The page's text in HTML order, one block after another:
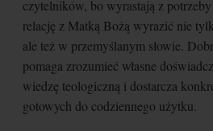
czytelników, bo wyrastają z
relację z Matką Bożą wyrazić nie
ale też w przemyślanym słowie.
pomaga zrozumieć własne
wiedzę teologiczną i dostarcza
gotowych do codziennego użytku.